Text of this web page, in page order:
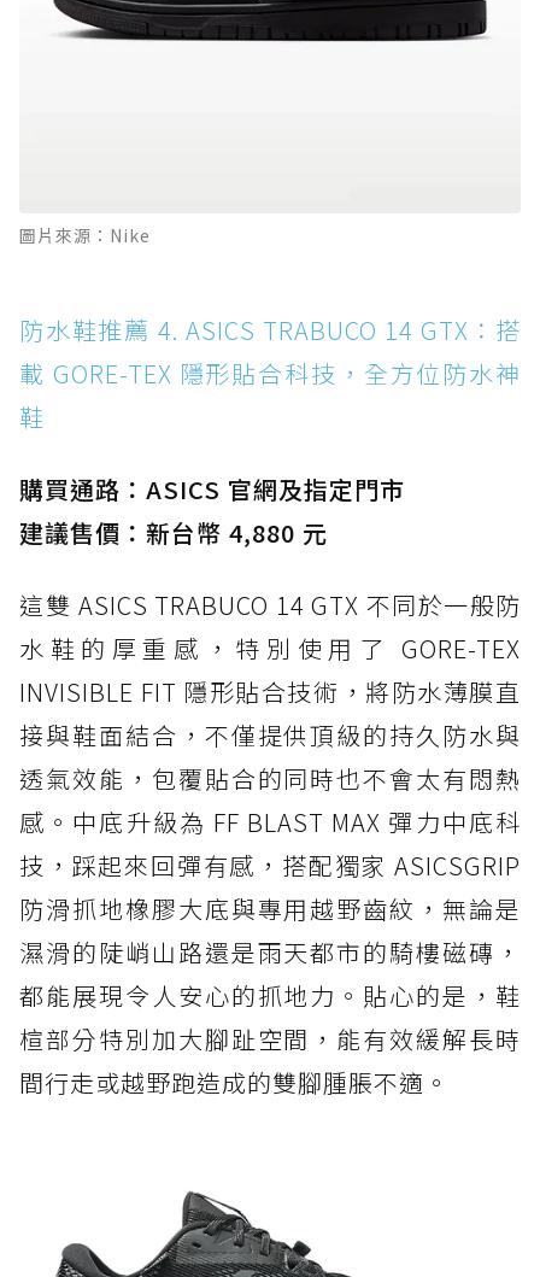
圖片來源：Nike
防水鞋推薦 4. ASICS TRABUCO 14 GTX：搭
載 GORE-TEX 隱形貼合科技，全方位防水神
鞋
購買通路：ASICS 官網及指定門市
建議售價：新台幣 4,880 元
這雙 ASICS TRABUCO 14 GTX 不同於一般防
水鞋的厚重感，特別使用了 GORE-TEX
INVISIBLE FIT 隱形貼合技術，將防水薄膜直
接與鞋面結合，不僅提供頂級的持久防水與
透氣效能，包覆貼合的同時也不會太有悶熱
感。中底升級為 FF BLAST MAX 彈力中底科
技，踩起來回彈有感，搭配獨家 ASICSGRIP
防滑抓地橡膠大底與專用越野齒紋，無論是
濕滑的陡峭山路還是雨天都市的騎樓磁磚，
都能展現令人安心的抓地力。貼心的是，鞋
楦部分特別加大腳趾空間，能有效緩解長時
間行走或越野跑造成的雙腳腫脹不適。